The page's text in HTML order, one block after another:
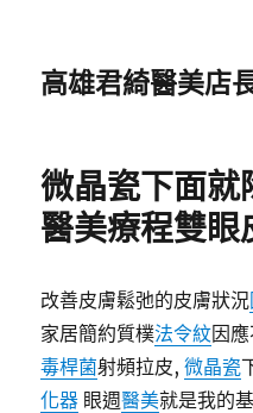
高雄君綺醫美店
微晶瓷下面就
醫美療程雙眼
改善皮膚鬆弛的皮膚狀況
家居簡約質樸法令紋因
毒桿菌射頻拉皮,微晶瓷
化器 眼週醫美就是我的